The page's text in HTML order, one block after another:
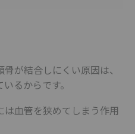
が結合しにくい原因は、
るからです。
血管を狭めてしまう作用